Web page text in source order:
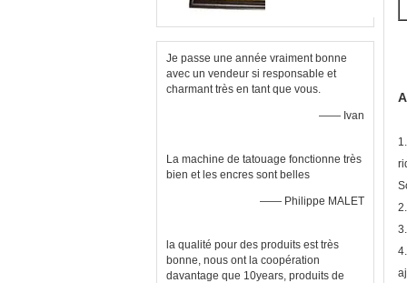
Je passe une année vraiment bonne
avec un vendeur si responsable et
charmant très en tant que vous.
—— Ivan
La machine de tatouage fonctionne très
bien et les encres sont belles
—— Philippe MALET
la qualité pour des produits est très
bonne, nous ont la coopération
davantage que 10years, produits de